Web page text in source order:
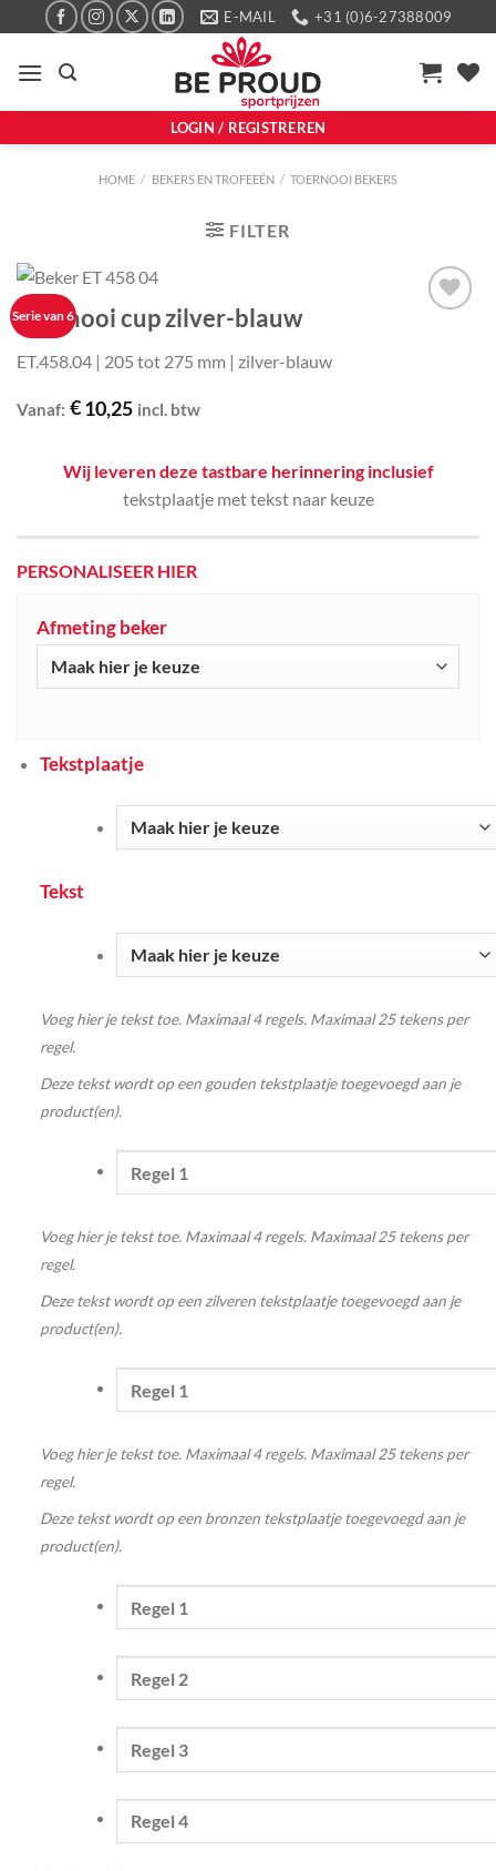
naar
inhoud
E-MAIL +31 (0)6-27388009
LOGIN / REGISTREREN
HOME / BEKERS EN TROFEEËN / TOERNOOI BEKERS
FILTER
Serie van 6
Toernooi cup zilver-blauw
ET.458.04 | 205 tot 275 mm | zilver-blauw
Vanaf: €10,25 incl. btw
Wij leveren deze tastbare herinnering inclusief
tekstplaatje met tekst naar keuze
PERSONALISEER HIER
Afmeting beker
Tekstplaatje
Tekst
Voeg hier je tekst toe. Maximaal 4 regels. Maximaal 25 tekens per
regel.
Deze tekst wordt op een gouden tekstplaatje toegevoegd aan je
product(en).
Voeg hier je tekst toe. Maximaal 4 regels. Maximaal 25 tekens per
regel.
Deze tekst wordt op een zilveren tekstplaatje toegevoegd aan je
product(en).
Voeg hier je tekst toe. Maximaal 4 regels. Maximaal 25 tekens per
regel.
Deze tekst wordt op een bronzen tekstplaatje toegevoegd aan je
product(en).